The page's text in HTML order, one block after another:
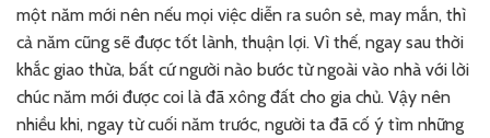
một năm mới nên nếu mọi việc diễn ra suôn sẻ, may mắn, thì
cả năm cũng sẽ được tốt lành, thuận lợi. Vì thế, ngay sau thời
khắc giao thừa, bất cứ người nào bước từ ngoài vào nhà với lời
chúc năm mới được coi là đã xông đất cho gia chủ. Vậy nên
nhiều khi, ngay từ cuối năm trước, người ta đã cố ý tìm những